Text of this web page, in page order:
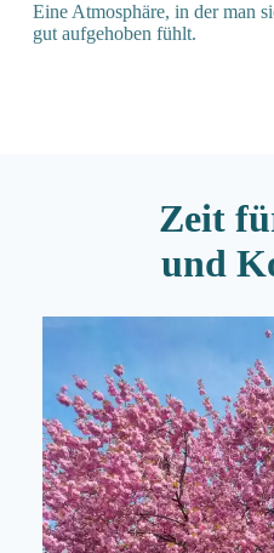
Eine Atmosphäre, in der man
gut aufgehoben fühlt.
Zeit
und